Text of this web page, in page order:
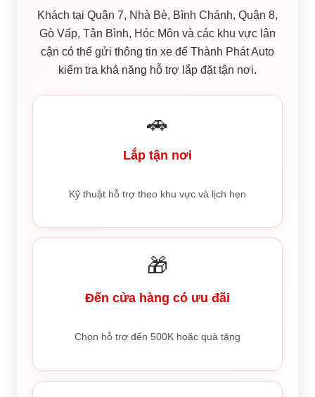
Khách tại Quận 7, Nhà Bè, Bình Chánh, Quận 8,
Gò Vấp, Tân Bình, Hóc Môn và các khu vực lân
cận có thể gửi thông tin xe để Thành Phát Auto
kiểm tra khả năng hỗ trợ lắp đặt tận nơi.
🚗
Lắp tận nơi
Kỹ thuật hỗ trợ theo khu vực và lịch hẹn
🎁
Đến cửa hàng có ưu đãi
Chọn hỗ trợ đến 500K hoặc quà tặng